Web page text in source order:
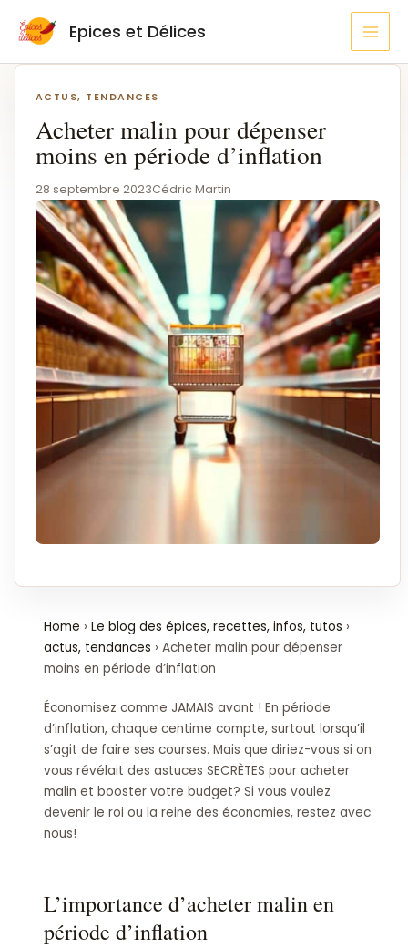
Epices et Délices
ACTUS, TENDANCES
Acheter malin pour dépenser
moins en période d’inflation
28 septembre 2023Cédric Martin
Home › Le blog des épices, recettes, infos, tutos ›
actus, tendances › Acheter malin pour dépenser
moins en période d’inflation
Économisez comme JAMAIS avant ! En période
d’inflation, chaque centime compte, surtout lorsqu’il
s’agit de faire ses courses. Mais que diriez-vous si on
vous révélait des astuces SECRÈTES pour acheter
malin et booster votre budget? Si vous voulez
devenir le roi ou la reine des économies, restez avec
nous!
L’importance d’acheter malin en
période d’inflation
de